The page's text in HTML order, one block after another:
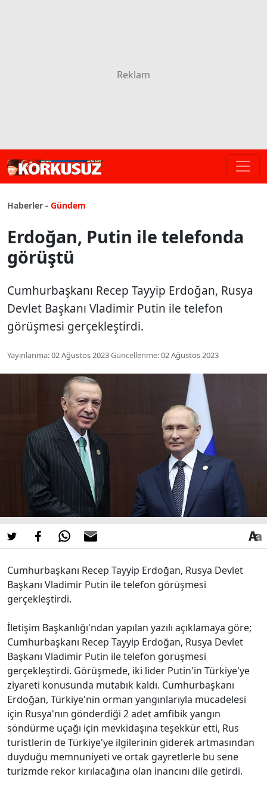
Haberler - Gündem
Erdoğan, Putin ile telefonda
görüştü
Cumhurbaşkanı Recep Tayyip Erdoğan, Rusya
Devlet Başkanı Vladimir Putin ile telefon
görüşmesi gerçekleştirdi.
Yayınlanma:02 Ağustos 2023Güncellenme:02 Ağustos 2023
Cumhurbaşkanı Recep Tayyip Erdoğan, Rusya Devlet
Başkanı Vladimir Putin ile telefon görüşmesi
gerçekleştirdi.
İletişim Başkanlığı'ndan yapılan yazılı açıklamaya göre;
Cumhurbaşkanı Recep Tayyip Erdoğan, Rusya Devlet
Başkanı Vladimir Putin ile telefon görüşmesi
gerçekleştirdi. Görüşmede, iki lider Putin'in Türkiye'ye
ziyareti konusunda mutabık kaldı. Cumhurbaşkanı
Erdoğan, Türkiye'nin orman yangınlarıyla mücadelesi
için Rusya'nın gönderdiği 2 adet amfibik yangın
söndürme uçağı için mevkidaşına teşekkür etti, Rus
turistlerin de Türkiye'ye ilgilerinin giderek artmasından
duyduğu memnuniyeti ve ortak gayretlerle bu sene
turizmde rekor kırılacağına olan inancını dile getirdi.